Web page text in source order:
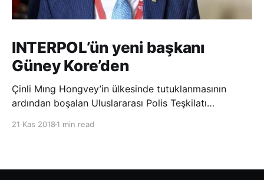
INTERPOL’ün yeni başkanı
Güney Kore’den
Çinli Mıng Hongvey’in ülkesinde tutuklanmasının
ardından boşalan Uluslararası Polis Teşkilatı
21 Kas 2018 1 min read